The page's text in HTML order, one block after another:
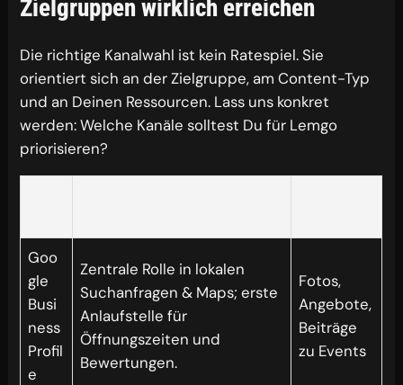
Zielgruppen wirklich erreichen
Die richtige Kanalwahl ist kein Ratespiel. Sie
orientiert sich an der Zielgruppe, am Content-Typ
und an Deinen Ressourcen. Lass uns konkret
werden: Welche Kanäle solltest Du für Lemgo
priorisieren?
Goo
gle
Busi
ness
Profil
e
Zentrale Rolle in lokalen
Suchanfragen & Maps; erste
Anlaufstelle für
Öffnungszeiten und
Bewertungen.
Fotos,
Angebote,
Beiträge
zu Events